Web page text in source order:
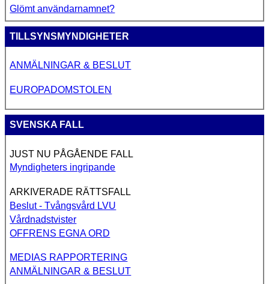
Glömt användarnamnet?
TILLSYNSMYNDIGHETER
ANMÄLNINGAR & BESLUT
EUROPADOMSTOLEN
SVENSKA FALL
JUST NU PÅGÅENDE FALL
Myndigheters ingripande
ARKIVERADE RÄTTSFALL
Beslut - Tvångsvård LVU
Vårdnadstvister
OFFRENS EGNA ORD
MEDIAS RAPPORTERING
ANMÄLNINGAR & BESLUT